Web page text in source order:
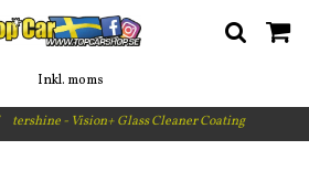
Inkl. moms
tershine - Vision+ Glass Cleaner Coating